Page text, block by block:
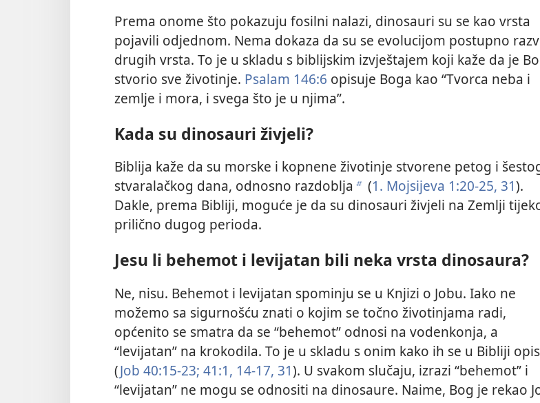
Prema onome što pokazuju fosilni nalazi, dinosauri su se kao vrsta
pojavili odjednom. Nema dokaza da su se evolucijom postupno
drugih vrsta. To je u skladu s biblijskim izvještajem koji kaže da je
stvorio sve životinje. Psalam 146:6 opisuje Boga kao “Tvorca neba i
zemlje i mora, i svega što je u njima”.
Kada su dinosauri živjeli?
Biblija kaže da su morske i kopnene životinje stvorene petog i
stvaralačkog dana, odnosno razdoblja b (1. Mojsijeva 1:20-25, 31).
Dakle, prema Bibliji, moguće je da su dinosauri živjeli na Zemlji
prilično dugog perioda.
Jesu li behemot i levijatan bili neka vrsta dinosaura?
Ne, nisu. Behemot i levijatan spominju se u Knjizi o Jobu. Iako ne
možemo sa sigurnošću znati o kojim se točno životinjama radi,
općenito se smatra da se “behemot” odnosi na vodenkonja, a
“levijatan” na krokodila. To je u skladu s onim kako ih se u Bibliji
(Job 40:15-23; 41:1, 14-17, 31). U svakom slučaju, izrazi “behemot” i
“levijatan” ne mogu se odnositi na dinosaure. Naime, Bog je rekao